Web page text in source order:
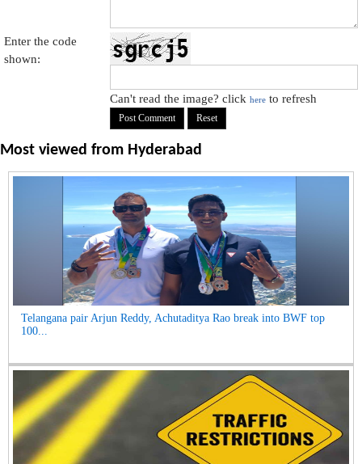
Enter the code
shown:
Can't read the image? clickhere to refresh
Most viewed from Hyderabad
Telangana pair Arjun Reddy, Achutaditya Rao break into BWF top
100...